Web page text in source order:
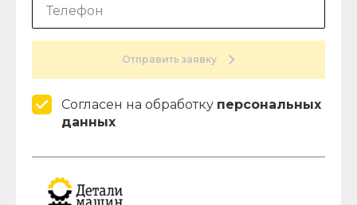
Отправить заявку
Согласен на обработку персональных
данных